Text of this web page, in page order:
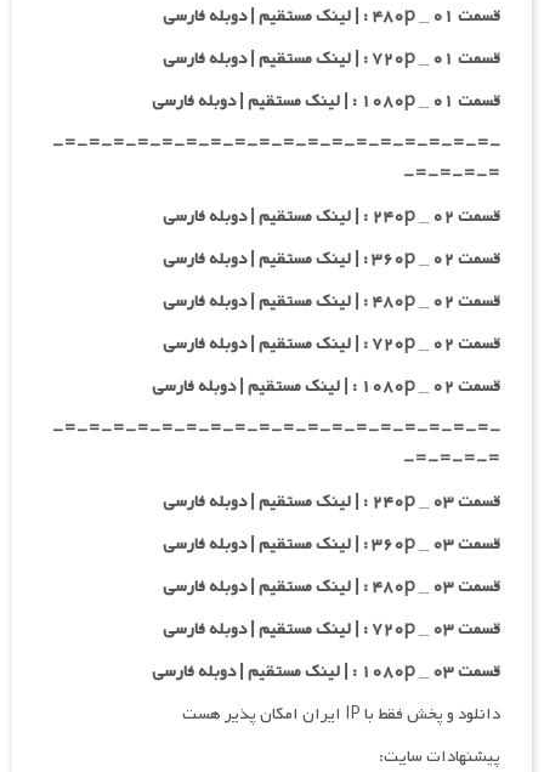
قسمت ۰۱ _ ۴۸۰p : | لینک مستقیم | دوبله فارسی
قسمت ۰۱ _ ۷۲۰p : | لینک مستقیم | دوبله فارسی
قسمت ۰۱ _ ۱۰۸۰p : | لینک مستقیم | دوبله فارسی
-=-=-=-=-=-=-=-=-=-=-=-=-=-=-=-=-=-=-
=-=-=-=-
قسمت ۰۲ _ ۲۴۰p : | لینک مستقیم | دوبله فارسی
قسمت ۰۲ _ ۳۶۰p : | لینک مستقیم | دوبله فارسی
قسمت ۰۲ _ ۴۸۰p : | لینک مستقیم | دوبله فارسی
قسمت ۰۲ _ ۷۲۰p : | لینک مستقیم | دوبله فارسی
قسمت ۰۲ _ ۱۰۸۰p : | لینک مستقیم | دوبله فارسی
-=-=-=-=-=-=-=-=-=-=-=-=-=-=-=-=-=-=-
=-=-=-=-
قسمت ۰۳ _ ۲۴۰p : | لینک مستقیم | دوبله فارسی
قسمت ۰۳ _ ۳۶۰p : | لینک مستقیم | دوبله فارسی
قسمت ۰۳ _ ۴۸۰p : | لینک مستقیم | دوبله فارسی
قسمت ۰۳ _ ۷۲۰p : | لینک مستقیم | دوبله فارسی
قسمت ۰۳ _ ۱۰۸۰p : | لینک مستقیم | دوبله فارسی
دانلود و پخش فقط با IP ایران امکان پذیر هست
پیشنهادات سایت: